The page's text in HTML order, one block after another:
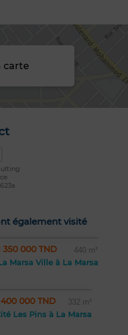
carte
également visité
350 000 TND 440 m²
Marsa Ville à La Marsa
400 000 TND 332 m²
Les Pins à La Marsa